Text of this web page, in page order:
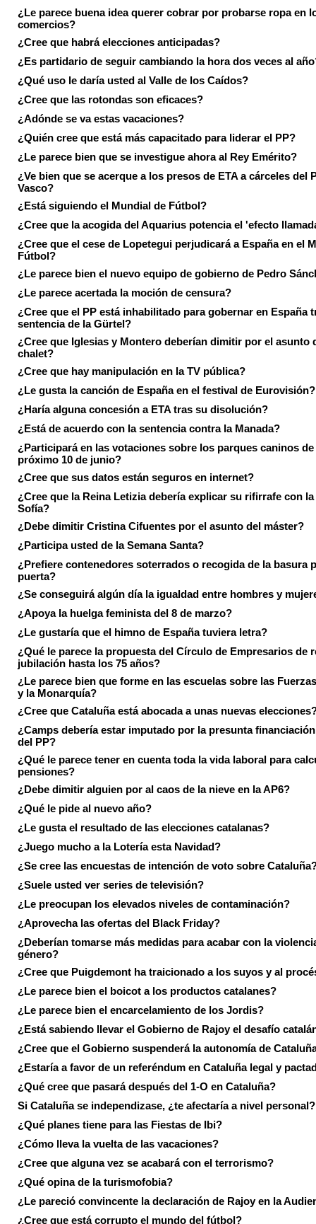
¿Le parece buena idea querer cobrar por probarse ropa en
comercios?
¿Cree que habrá elecciones anticipadas?
¿Es partidario de seguir cambiando la hora dos veces al
¿Qué uso le daría usted al Valle de los Caídos?
¿Cree que las rotondas son eficaces?
¿Adónde se va estas vacaciones?
¿Quién cree que está más capacitado para liderar el PP?
¿Le parece bien que se investigue ahora al Rey Emérito?
¿Ve bien que se acerque a los presos de ETA a cárceles del
Vasco?
¿Está siguiendo el Mundial de Fútbol?
¿Cree que la acogida del Aquarius potencia el 'efecto
¿Cree que el cese de Lopetegui perjudicará a España en el
Fútbol?
¿Le parece bien el nuevo equipo de gobierno de Pedro
¿Le parece acertada la moción de censura?
¿Cree que el PP está inhabilitado para gobernar en España
sentencia de la Gürtel?
¿Cree que Iglesias y Montero deberían dimitir por el asunto
chalet?
¿Cree que hay manipulación en la TV pública?
¿Le gusta la canción de España en el festival de Eurovisión?
¿Haría alguna concesión a ETA tras su disolución?
¿Está de acuerdo con la sentencia contra la Manada?
¿Participará en las votaciones sobre los parques caninos de
próximo 10 de junio?
¿Cree que sus datos están seguros en internet?
¿Cree que la Reina Letizia debería explicar su rifirrafe con la
Sofía?
¿Debe dimitir Cristina Cifuentes por el asunto del máster?
¿Participa usted de la Semana Santa?
¿Prefiere contenedores soterrados o recogida de la basura
puerta?
¿Se conseguirá algún día la igualdad entre hombres y
¿Apoya la huelga feminista del 8 de marzo?
¿Le gustaría que el himno de España tuviera letra?
¿Qué le parece la propuesta del Círculo de Empresarios de
jubilación hasta los 75 años?
¿Le parece bien que forme en las escuelas sobre las
y la Monarquía?
¿Cree que Cataluña está abocada a unas nuevas
¿Camps debería estar imputado por la presunta
del PP?
¿Qué le parece tener en cuenta toda la vida laboral para
pensiones?
¿Debe dimitir alguien por al caos de la nieve en la AP6?
¿Qué le pide al nuevo año?
¿Le gusta el resultado de las elecciones catalanas?
¿Juego mucho a la Lotería esta Navidad?
¿Se cree las encuestas de intención de voto sobre
¿Suele usted ver series de televisión?
¿Le preocupan los elevados niveles de contaminación?
¿Aprovecha las ofertas del Black Friday?
¿Deberían tomarse más medidas para acabar con la
género?
¿Cree que Puigdemont ha traicionado a los suyos y al
¿Le parece bien el boicot a los productos catalanes?
¿Le parece bien el encarcelamiento de los Jordis?
¿Está sabiendo llevar el Gobierno de Rajoy el desafío
¿Cree que el Gobierno suspenderá la autonomía de
¿Estaría a favor de un referéndum en Cataluña legal y
¿Qué cree que pasará después del 1-O en Cataluña?
Si Cataluña se independizase, ¿te afectaría a nivel personal?
¿Qué planes tiene para las Fiestas de Ibi?
¿Cómo lleva la vuelta de las vacaciones?
¿Cree que alguna vez se acabará con el terrorismo?
¿Qué opina de la turismofobia?
¿Le pareció convincente la declaración de Rajoy en la
¿Cree que está corrupto el mundo del fútbol?